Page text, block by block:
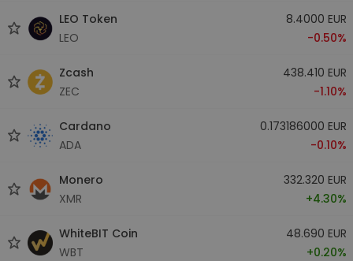
LEO Token
LEO
8.4000 EUR
-0.50%
Zcash
ZEC
438.410 EUR
-1.10%
Cardano
ADA
0.173186000 EUR
-0.10%
Monero
XMR
332.320 EUR
+4.30%
WhiteBIT Coin
WBT
48.690 EUR
+0.20%